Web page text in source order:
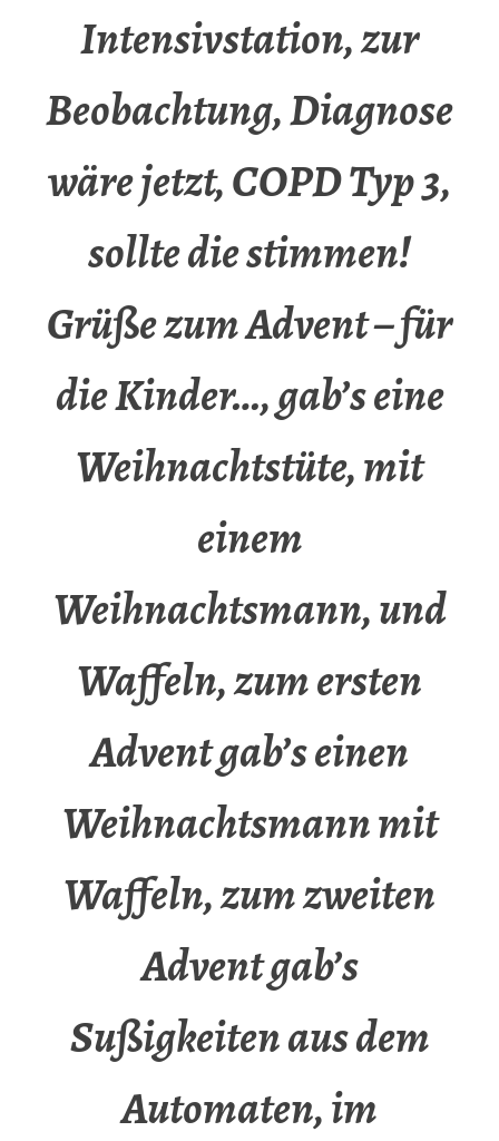
Intensivstation, zur
Beobachtung, Diagnose
wäre jetzt, COPD Typ 3,
sollte die stimmen!
Grüße zum Advent – für
die Kinder…, gab’s eine
Weihnachtstüte, mit
einem
Weihnachtsmann, und
Waffeln, zum ersten
Advent gab’s einen
Weihnachtsmann mit
Waffeln, zum zweiten
Advent gab’s
Sußigkeiten aus dem
Automaten, im